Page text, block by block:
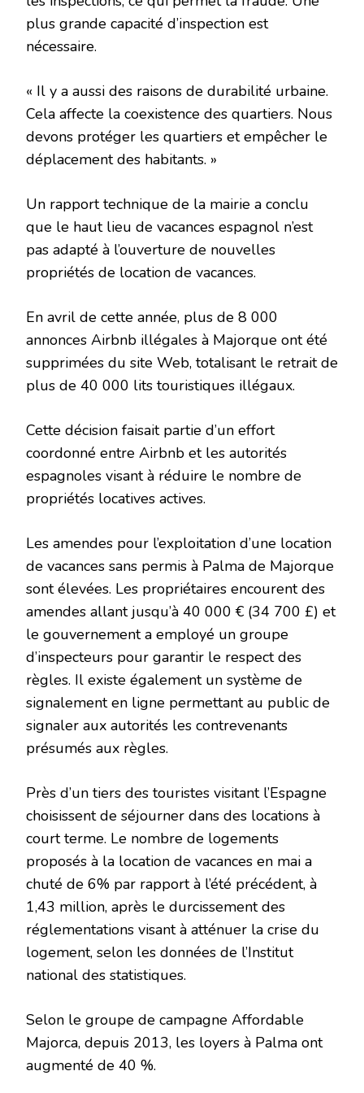
plus grande capacité d’inspection est
nécessaire.
« Il y a aussi des raisons de durabilité urbaine.
Cela affecte la coexistence des quartiers. Nous
devons protéger les quartiers et empêcher le
déplacement des habitants. »
Un rapport technique de la mairie a conclu
que le haut lieu de vacances espagnol n’est
pas adapté à l’ouverture de nouvelles
propriétés de location de vacances.
En avril de cette année, plus de 8 000
annonces Airbnb illégales à Majorque ont été
supprimées du site Web, totalisant le retrait de
plus de 40 000 lits touristiques illégaux.
Cette décision faisait partie d’un effort
coordonné entre Airbnb et les autorités
espagnoles visant à réduire le nombre de
propriétés locatives actives.
Les amendes pour l’exploitation d’une location
de vacances sans permis à Palma de Majorque
sont élevées. Les propriétaires encourent des
amendes allant jusqu’à 40 000 € (34 700 £) et
le gouvernement a employé un groupe
d’inspecteurs pour garantir le respect des
règles. Il existe également un système de
signalement en ligne permettant au public de
signaler aux autorités les contrevenants
présumés aux règles.
Près d’un tiers des touristes visitant l’Espagne
choisissent de séjourner dans des locations à
court terme. Le nombre de logements
proposés à la location de vacances en mai a
chuté de 6% par rapport à l’été précédent, à
1,43 million, après le durcissement des
réglementations visant à atténuer la crise du
logement, selon les données de l’Institut
national des statistiques.
Selon le groupe de campagne Affordable
Majorca, depuis 2013, les loyers à Palma ont
augmenté de 40 %.